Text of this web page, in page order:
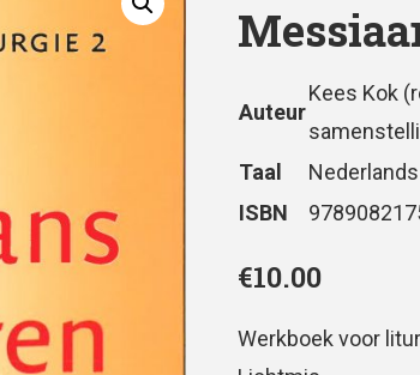
Auteur
Kees Kok
Taal
Nederlands
ISBN
€10.00
Werkboek voor